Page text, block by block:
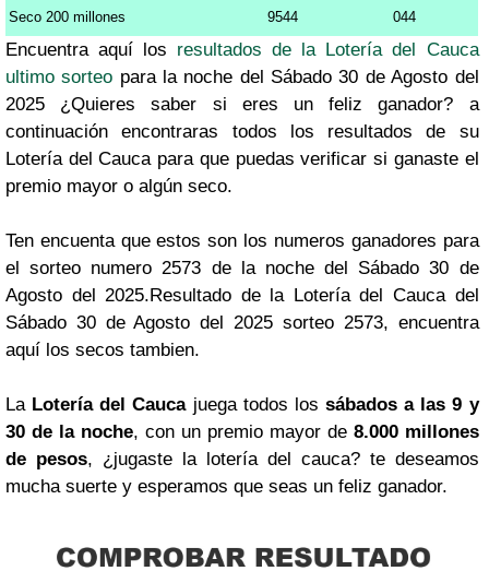
Seco 200 millones 9544 044
Encuentra aquí los resultados de la Lotería del Cauca
ultimo sorteo para la noche del Sábado 30 de Agosto del
2025 ¿Quieres saber si eres un feliz ganador? a
continuación encontraras todos los resultados de su
Lotería del Cauca para que puedas verificar si ganaste el
premio mayor o algún seco.
Ten encuenta que estos son los numeros ganadores para
el sorteo numero 2573 de la noche del Sábado 30 de
Agosto del 2025.Resultado de la Lotería del Cauca del
Sábado 30 de Agosto del 2025 sorteo 2573, encuentra
aquí los secos tambien.
La Lotería del Caucajuega todos los sábados a las 9 y
30 de la noche, con un premio mayor de 8.000 millones
de pesos, ¿jugaste la lotería del cauca? te deseamos
mucha suerte y esperamos que seas un feliz ganador.